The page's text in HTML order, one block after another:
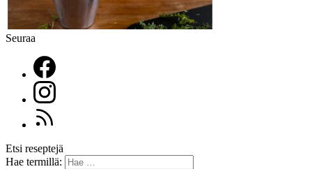
Seuraa
Etsi reseptejä
Hae termillä: